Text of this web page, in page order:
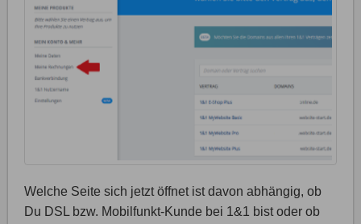
Welche Seite sich jetzt öffnet ist davon abhängig, ob
Du DSL bzw. Mobilfunkt-Kunde bei 1&1 bist oder ob